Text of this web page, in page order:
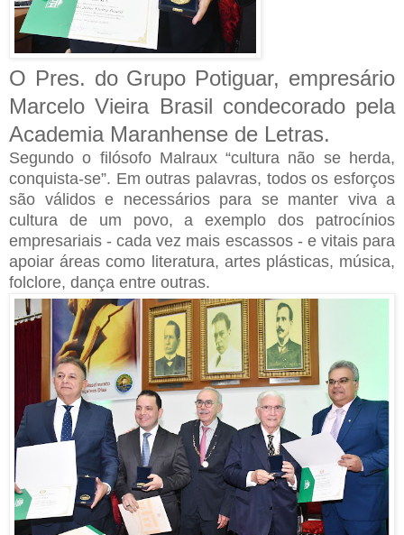
O Pres. do Grupo Potiguar, empresário
Marcelo Vieira Brasil condecorado pela
Academia Maranhense de Letras.
Segundo o filósofo Malraux “cultura não se herda,
conquista-se”. Em outras palavras, todos os esforços
são válidos e necessários para se manter viva a
cultura de um povo, a exemplo dos patrocínios
empresariais - cada vez mais escassos - e vitais para
apoiar áreas como literatura, artes plásticas, música,
folclore, dança entre outras.